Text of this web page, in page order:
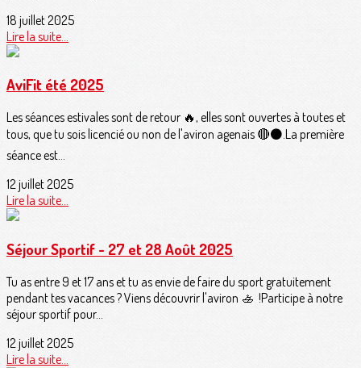
18 juillet 2025
Lire la suite...
AviFit été 2025
Les séances estivales sont de retour 🔥, elles sont ouvertes à toutes et
tous, que tu sois licencié ou non de l'aviron agenais 🔴⚫.La première
séance est...
12 juillet 2025
Lire la suite...
Séjour Sportif - 27 et 28 Août 2025
Tu as entre 9 et 17 ans et tu as envie de faire du sport gratuitement
pendant tes vacances ? Viens découvrir l'aviron 🚣 !Participe à notre
séjour sportif pour...
12 juillet 2025
Lire la suite...